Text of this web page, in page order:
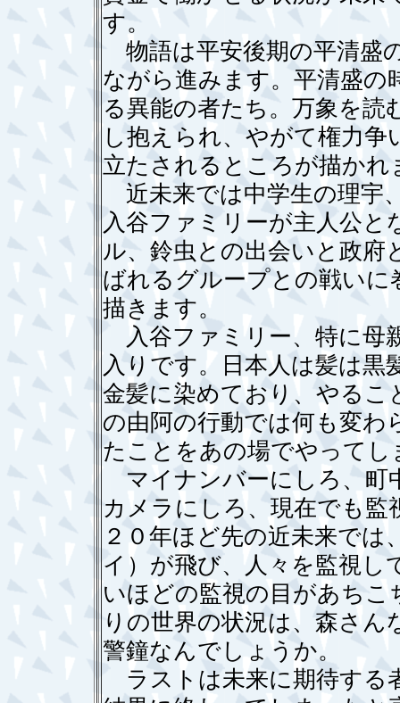
す。
物語は平安後期の平清盛
ながら進みます。平清盛の
る異能の者たち。万象を読
し抱えられ、やがて権力
立たされるところが描かれ
近未来では中学生の理宇
入谷ファミリーが主人公と
ル、鈴虫との出会いと政府
ばれるグループとの戦い
描きます。
入谷ファミリー、特に母
入りです。日本人は髪は
金髪に染めており、やる
の由阿の行動では何も変
たことをあの場でやって
マイナンバーにしろ、町
カメラにしろ、現在でも
２０年ほど先の近未来で
イ）が飛び、人々を監視し
いほどの監視の目があち
りの世界の状況は、森さ
警鐘なんでしょうか。
ラストは未来に期待する